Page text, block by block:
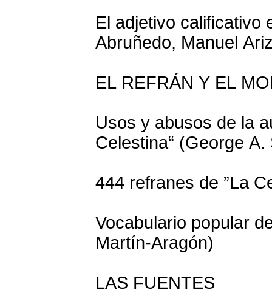
El adjetivo calificativo
Abruñedo, Manuel
EL REFRÁN Y EL
Usos y abusos de la
Celestina“ (George A.
444 refranes de ”La
Vocabulario popular
Martín-Aragón)
LAS FUENTES